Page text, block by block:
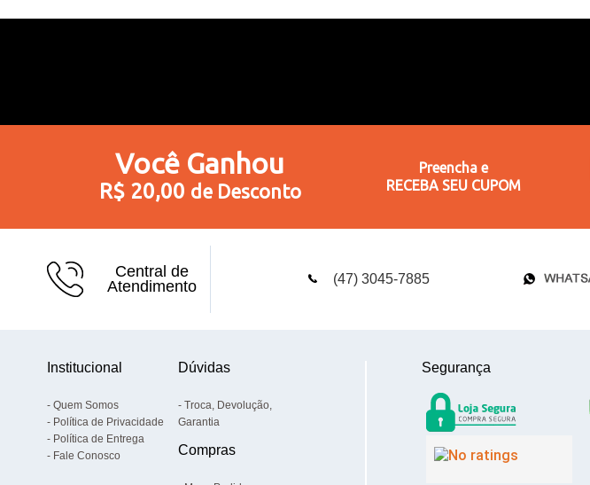
Você Ganhou
R$ 20,00 de Desconto
Preencha e
RECEBA SEU CUPOM
Central de
Atendimento
(47) 3045-7885
Institucional
Quem Somos
Política de Privacidade
Política de Entrega
Fale Conosco
Dúvidas
Troca, Devolução,
Garantia
Compras
Segurança